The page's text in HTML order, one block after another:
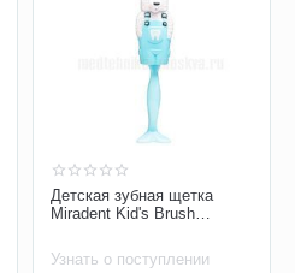
Детская зубная щетка
Miradent Kid's Brush
Узнать о поступлении